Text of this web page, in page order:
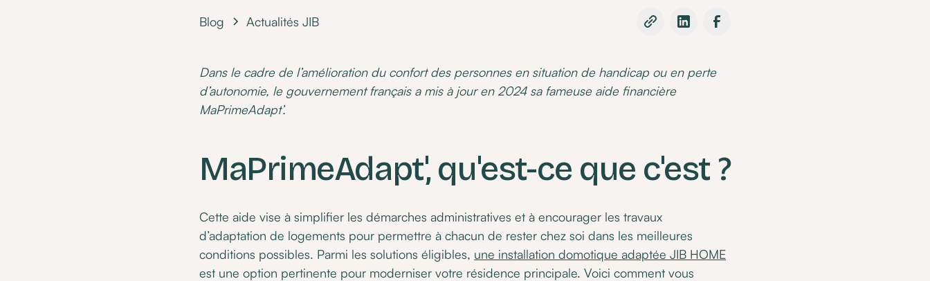
Blog Actualités JIB
Dans le cadre de l’amélioration du confort des personnes en situation de handicap ou en perte
d’autonomie, le gouvernement français a mis à jour en 2024 sa fameuse aide financière
MaPrimeAdapt’.
MaPrimeAdapt', qu'est-ce que c'est ?
Cette aide vise à simplifier les démarches administratives et à encourager les travaux
d’adaptation de logements pour permettre à chacun de rester chez soi dans les meilleures
conditions possibles. Parmi les solutions éligibles, une installation domotique adaptée JIB HOME
est une option pertinente pour moderniser votre résidence principale. Voici comment vous